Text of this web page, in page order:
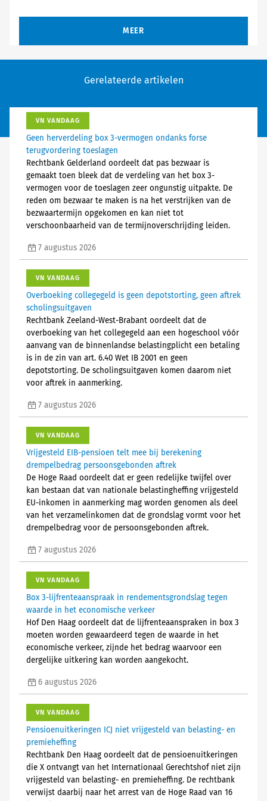
MEER
Gerelateerde artikelen
VN VANDAAG
Geen herverdeling box 3-vermogen ondanks forse
terugvordering toeslagen
Rechtbank Gelderland oordeelt dat pas bezwaar is
gemaakt toen bleek dat de verdeling van het box 3-
vermogen voor de toeslagen zeer ongunstig uitpakte. De
reden om bezwaar te maken is na het verstrijken van de
bezwaartermijn opgekomen en kan niet tot
verschoonbaarheid van de termijnoverschrijding leiden.
7 augustus 2026
VN VANDAAG
Overboeking collegegeld is geen depotstorting, geen aftrek
scholingsuitgaven
Rechtbank Zeeland-West-Brabant oordeelt dat de
overboeking van het collegegeld aan een hogeschool vóór
aanvang van de binnenlandse belastingplicht een betaling
is in de zin van art. 6.40 Wet IB 2001 en geen
depotstorting. De scholingsuitgaven komen daarom niet
voor aftrek in aanmerking.
7 augustus 2026
VN VANDAAG
Vrijgesteld EIB-pensioen telt mee bij berekening
drempelbedrag persoonsgebonden aftrek
De Hoge Raad oordeelt dat er geen redelijke twijfel over
kan bestaan dat van nationale belastingheffing vrijgesteld
EU-inkomen in aanmerking mag worden genomen als deel
van het verzamelinkomen dat de grondslag vormt voor het
drempelbedrag voor de persoonsgebonden aftrek.
7 augustus 2026
VN VANDAAG
Box 3-lijfrenteaanspraak in rendementsgrondslag tegen
waarde in het economische verkeer
Hof Den Haag oordeelt dat de lijfrenteaanspraken in box 3
moeten worden gewaardeerd tegen de waarde in het
economische verkeer, zijnde het bedrag waarvoor een
dergelijke uitkering kan worden aangekocht.
6 augustus 2026
VN VANDAAG
Pensioenuitkeringen ICJ niet vrijgesteld van belasting- en
premieheffing
Rechtbank Den Haag oordeelt dat de pensioenuitkeringen
die X ontvangt van het Internationaal Gerechtshof niet zijn
vrijgesteld van belasting- en premieheffing. De rechtbank
verwijst daarbij naar het arrest van de Hoge Raad van 16